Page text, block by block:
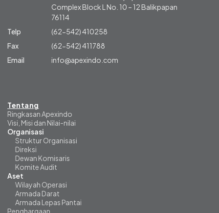
Complex Block L No. 10 – 12 Balikpapan
76114
Telp
(62-542) 410258
Fax
(62-542) 411788
Email
info@apexindo.com
Tentang
Ringkasan Apexindo
Visi, Misi dan Nilai-nilai
Organisasi
Struktur Organisasi
Direksi
Dewan Komisaris
Komite Audit
Aset
Wilayah Operasi
Armada Darat
Armada Lepas Pantai
Penghargaan